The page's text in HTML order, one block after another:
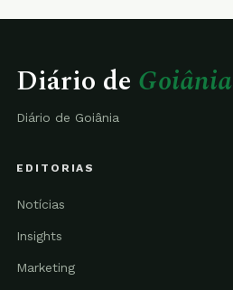
Diário de Goiânia
Diário de Goiânia
EDITORIAS
Notícias
Insights
Marketing